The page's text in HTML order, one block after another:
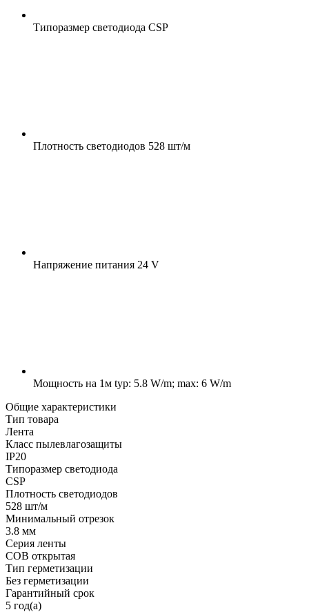
Типоразмер светодиода CSP
Плотность светодиодов 528 шт/м
Напряжение питания 24 V
Мощность на 1м typ: 5.8 W/m; max: 6 W/m
Общие характеристики
Тип товара
Лента
Класс пылевлагозащиты
IP20
Типоразмер светодиода
CSP
Плотность светодиодов
528 шт/м
Минимальный отрезок
3.8 мм
Серия ленты
COB открытая
Тип герметизации
Без герметизации
Гарантийный срок
5 год(а)